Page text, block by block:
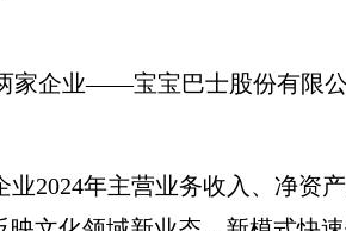
企业——宝宝巴士股份有限公
2024年主营业务收入、净资